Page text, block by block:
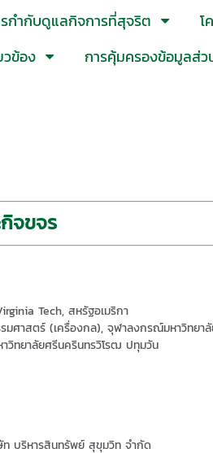
กำกับดูแลกิจการที่สุจริต โ
ข้อง การคุ้มครองข้อมูลส่
จขจร
Tech, สหรัฐอเมริกา
าสตร์ (เครื่องกล), จุฬาลงกรณ์มหาวิทยา
าลัยศรีนครินทรวิโรฒ ปทุมวัน
บริหารสินทรัพย์ สุขุมวิท จำกัด